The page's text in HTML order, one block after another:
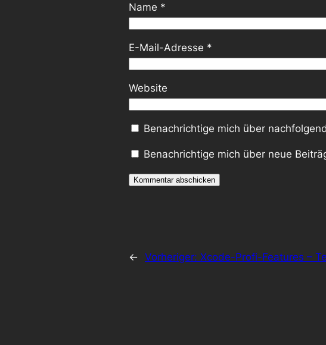
Name *
E-Mail-Adresse *
Website
Benachrichtige mich über
Benachrichtige mich über neue
← Vorheriger: Xcode-Profi-Features –